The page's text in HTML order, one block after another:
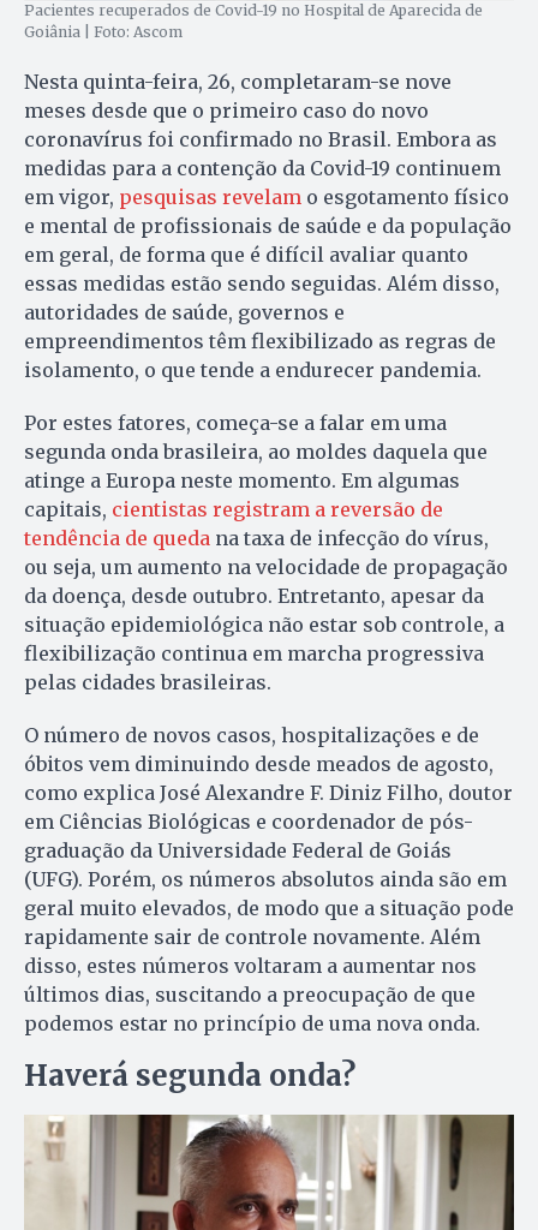
Pacientes recuperados de Covid-19 no Hospital de Aparecida de
Goiânia | Foto: Ascom
Nesta quinta-feira, 26, completaram-se nove
meses desde que o primeiro caso do novo
coronavírus foi confirmado no Brasil. Embora as
medidas para a contenção da Covid-19 continuem
em vigor, pesquisas revelam o esgotamento físico
e mental de profissionais de saúde e da população
em geral, de forma que é difícil avaliar quanto
essas medidas estão sendo seguidas. Além disso,
autoridades de saúde, governos e
empreendimentos têm flexibilizado as regras de
isolamento, o que tende a endurecer pandemia.
Por estes fatores, começa-se a falar em uma
segunda onda brasileira, ao moldes daquela que
atinge a Europa neste momento. Em algumas
capitais, cientistas registram a reversão de
tendência de queda na taxa de infecção do vírus,
ou seja, um aumento na velocidade de propagação
da doença, desde outubro. Entretanto, apesar da
situação epidemiológica não estar sob controle, a
flexibilização continua em marcha progressiva
pelas cidades brasileiras.
O número de novos casos, hospitalizações e de
óbitos vem diminuindo desde meados de agosto,
como explica José Alexandre F. Diniz Filho, doutor
em Ciências Biológicas e coordenador de pós-
graduação da Universidade Federal de Goiás
(UFG). Porém, os números absolutos ainda são em
geral muito elevados, de modo que a situação pode
rapidamente sair de controle novamente. Além
disso, estes números voltaram a aumentar nos
últimos dias, suscitando a preocupação de que
podemos estar no princípio de uma nova onda.
Haverá segunda onda?